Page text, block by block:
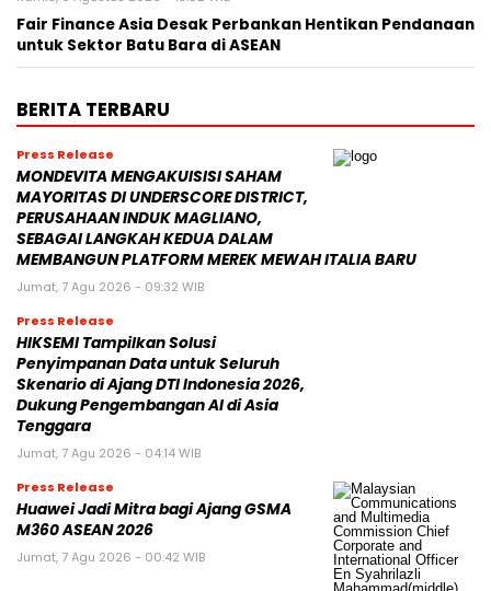
Fair Finance Asia Desak Perbankan Hentikan Pendanaan
untuk Sektor Batu Bara di ASEAN
BERITA TERBARU
Press Release
MONDEVITA MENGAKUISISI SAHAM
MAYORITAS DI UNDERSCORE DISTRICT,
PERUSAHAAN INDUK MAGLIANO,
SEBAGAI LANGKAH KEDUA DALAM
MEMBANGUN PLATFORM MEREK MEWAH ITALIA BARU
Jumat, 7 Agu 2026 - 09:32 WIB
Press Release
HIKSEMI Tampilkan Solusi
Penyimpanan Data untuk Seluruh
Skenario di Ajang DTI Indonesia 2026,
Dukung Pengembangan AI di Asia
Tenggara
Jumat, 7 Agu 2026 - 04:14 WIB
Press Release
Huawei Jadi Mitra bagi Ajang GSMA
M360 ASEAN 2026
Jumat, 7 Agu 2026 - 00:42 WIB